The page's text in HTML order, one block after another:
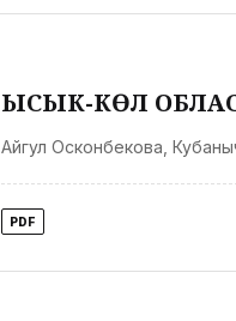
ЫСЫК-КӨЛ
Айгул Осконбекова
PDF